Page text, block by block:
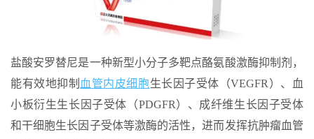
盐酸安罗替尼是一种新型小分子多靶点酪氨酸激酶抑制剂，
能有效地抑制 血管内皮细胞生长因子受体（VEGFR）、血
小板衍生生长因子受体（PDGFR）、成纤维生长因子受体
和干细胞生长因子受体等激酶的活性，进而发挥抗肿瘤血管